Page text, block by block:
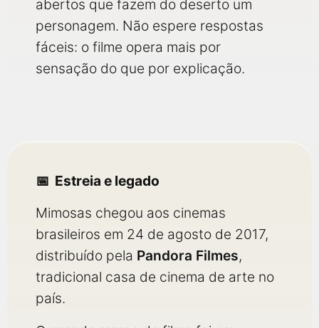
abertos que fazem do deserto um
personagem. Não espere respostas
fáceis: o filme opera mais por
sensação do que por explicação.
Estreia e legado
Mimosas chegou aos cinemas
brasileiros em 24 de agosto de 2017,
distribuído pela Pandora Filmes,
tradicional casa de cinema de arte no
país.